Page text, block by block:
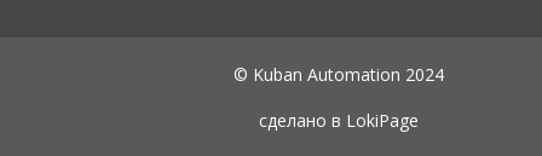
© Kuban Automation 2024
сделано в LokiPage